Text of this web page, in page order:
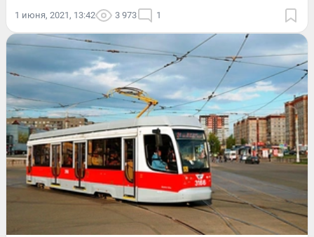
1 июня, 2021, 13:42 3 973 1